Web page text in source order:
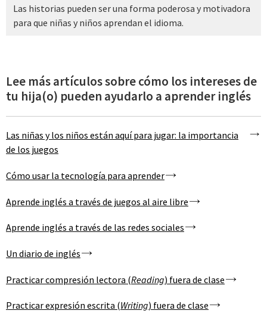
Las historias pueden ser una forma poderosa y motivadora
para que niñas y niños aprendan el idioma.
Lee más artículos sobre cómo los intereses de
tu hija(o) pueden ayudarlo a aprender inglés
Las niñas y los niños están aquí para jugar: la importancia
de los juegos
Cómo usar la tecnología para aprender
Aprende inglés a través de juegos al aire libre
Aprende inglés a través de las redes sociales
Un diario de inglés
Practicar compresión lectora (Reading) fuera de clase
Practicar expresión escrita (Writing) fuera de clase